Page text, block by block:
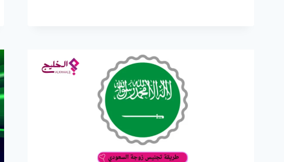
السعودية
الجديدة
وكيف
تستفيد
منها